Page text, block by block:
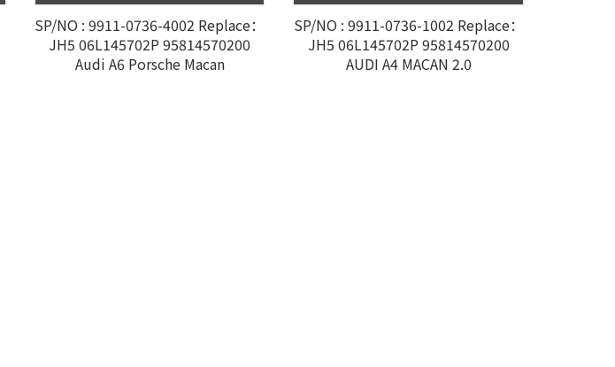
SP/NO : 9911-0736-4002 Replace：
JH5 06L145702P 95814570200
Audi A6 Porsche Macan
SP/NO : 9911-0736-1002 Replace：
JH5 06L145702P 95814570200
AUDI A4 MACAN 2.0